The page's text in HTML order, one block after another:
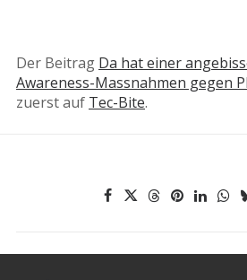
Der Beitrag Da hat einer
Awareness-Massnahmen gegen
zuerst auf Tec-Bite.